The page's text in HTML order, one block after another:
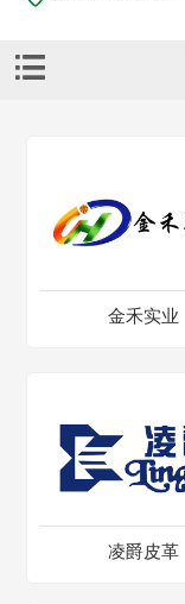

金禾实业
凌爵皮革